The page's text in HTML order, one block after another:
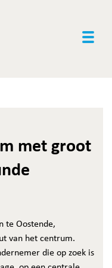
met groot
te Oostende,
van het centrum.
die op zoek is